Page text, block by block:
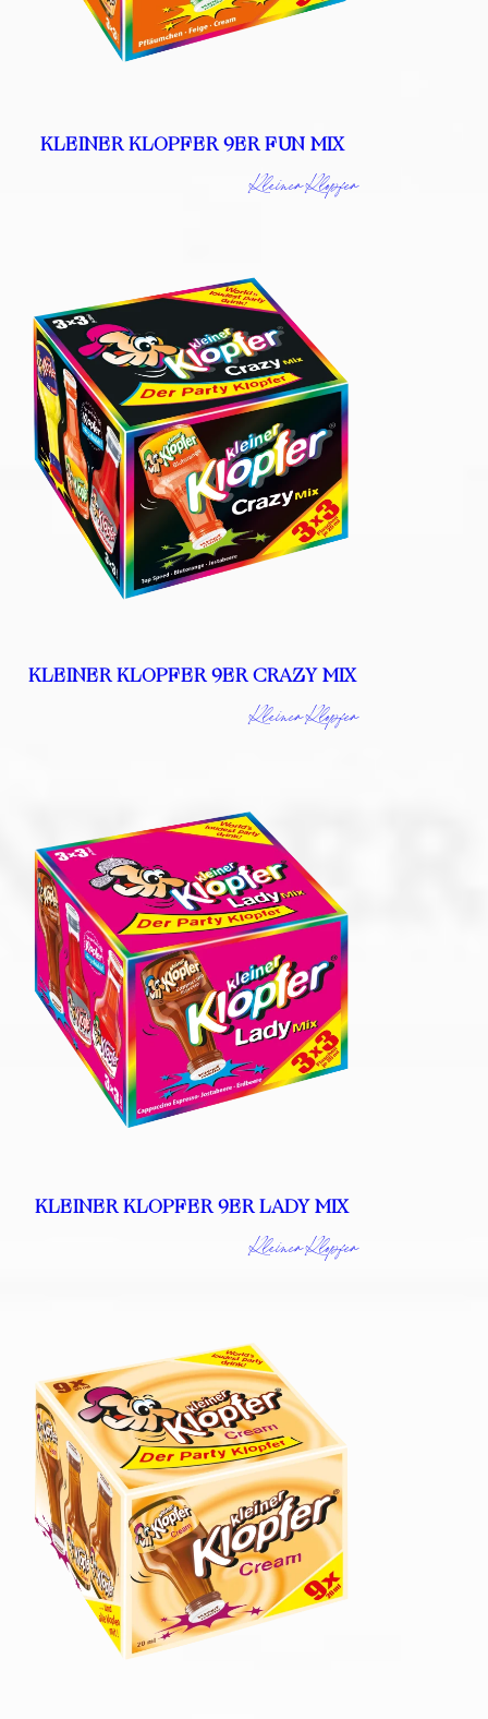
KLEINER KLOPFER 9ER FUN MIX
Kleiner Klopfer
KLEINER KLOPFER 9ER CRAZY MIX
Kleiner Klopfer
KLEINER KLOPFER 9ER LADY MIX
Kleiner Klopfer